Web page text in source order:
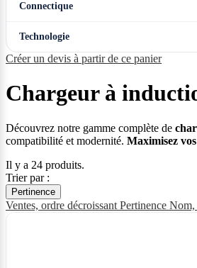
Connectique
Technologie
Créer un devis à partir de ce panier
Chargeur à
Découvrez notre gamme complète de
compatibilité et modernité. Maximisez
Il y a 24 produits.
Trier par :
Pertinence
Ventes, ordre décroissant Pertinence Nom,